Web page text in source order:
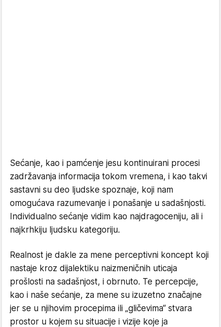
Sećanje, kao i pamćenje jesu kontinuirani procesi
zadržavanja informacija tokom vremena, i kao takvi
sastavni su deo ljudske spoznaje, koji nam
omogućava razumevanje i ponašanje u sadašnjosti.
Individualno sećanje vidim kao najdragoceniju, ali i
najkrhkiju ljudsku kategoriju.
Realnost je dakle za mene perceptivni koncept koji
nastaje kroz dijalektiku naizmeničnih uticaja
prošlosti na sadašnjost, i obrnuto. Te percepcije,
kao i naše sećanje, za mene su izuzetno značajne
jer se u njihovim procepima ili „gličevima“ stvara
prostor u kojem su situacije i vizije koje ja